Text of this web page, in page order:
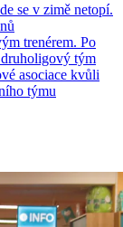
se v zimě netopí.
trenérem. Po
druholigový tým
asociace kvůli
týmu